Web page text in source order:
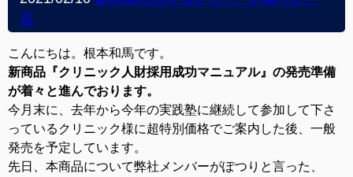
言
こんにちは。根本和馬です。
新商品『クリニック人財採用成功マニュアル』の発売準備
が着々と進んでおります。
今月末に、去年から今年の実践塾に継続して参加して下さ
っているクリニック様に超特別価格でご案内した後、一般
発売を予定しています。
先日、本商品について弊社メンバーがぽつりと言った、